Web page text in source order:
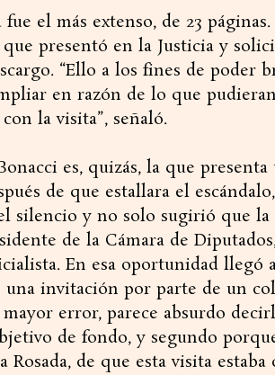
el más extenso, de 23
presentó en la Justicia y
“Ello a los fines de poder
en razón de lo que
la visita”, señaló.
es, quizás, la que
de que estallara el
silencio y no solo sugirió que
de la Cámara de
En esa oportunidad llegó
una invitación por parte de un
error, parece absurdo
de fondo, y segundo
Rosada, de que esta visita estaba